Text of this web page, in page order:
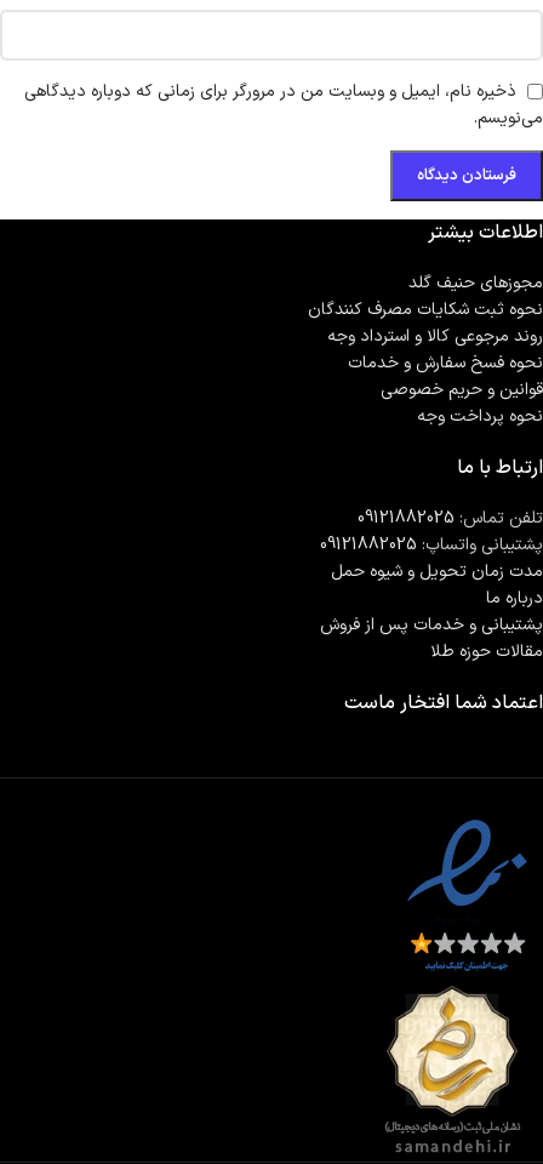
ذخیره نام، ایمیل و وبسایت من در مرورگر برای زمانی که دوباره دیدگاهی
می‌نویسم.
اطلاعات بیشتر
مجوزهای حنیف گلد
نحوه ثبت شكايات مصرف كنندگان
روند مرجوعی کالا و استرداد وجه
نحوه فسخ سفارش و خدمات
قوانین و حریم خصوصی
نحوه پرداخت وجه
ارتباط با ما
تلفن تماس: 09121882025
پشتیبانی واتساپ: 09121882025
مدت زمان تحويل و شیوه حمل
درباره ما
پشتیبانی و خدمات پس از فروش
مقالات حوزه طلا
اعتماد شما افتخار ماست